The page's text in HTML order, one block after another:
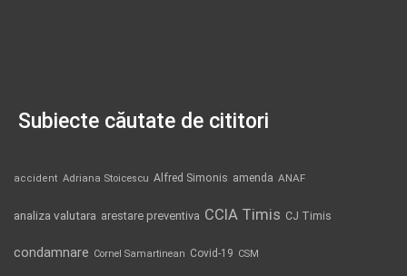
Subiecte căutate de cititori
accident Adriana Stoicescu Alfred Simonis amenda ANAF
analiza valutara arestare preventiva CCIA Timis CJ Timis
condamnare Cornel Samartinean Covid-19 CSM